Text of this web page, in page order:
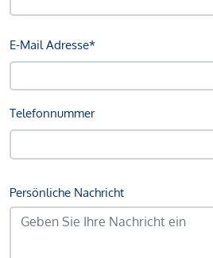
E-Mail Adresse*
Telefonnummer
Persönliche Nachricht